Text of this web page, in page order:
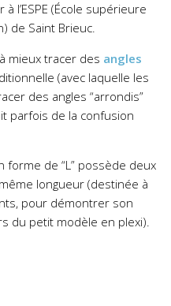
l’ESPE (École supérieure
de Saint Brieuc.
mieux tracer des angles
(avec laquelle les
des angles “arrondis”
parfois de la confusion
forme de “L” possède deux
longueur (destinée à
pour démontrer son
du petit modèle en plexi).